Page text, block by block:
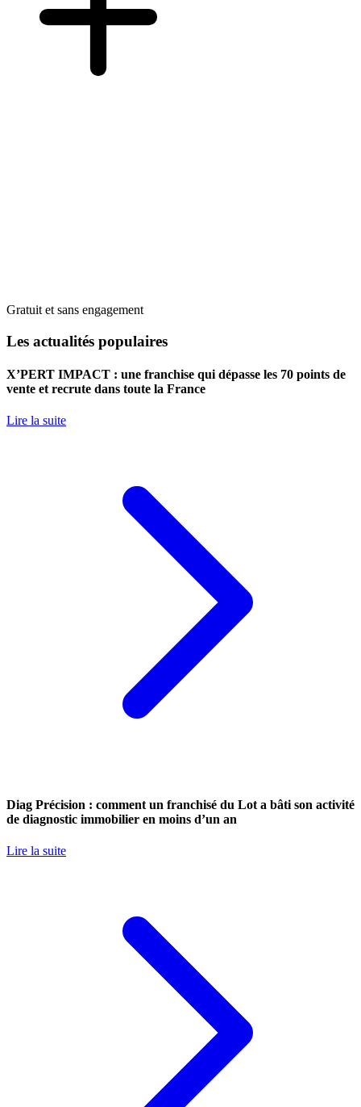
Gratuit et sans engagement
Les actualités populaires
X’PERT IMPACT : une franchise qui dépasse les 70 points de
vente et recrute dans toute la France
Lire la suite
Diag Précision : comment un franchisé du Lot a bâti son activité
de diagnostic immobilier en moins d’un an
Lire la suite